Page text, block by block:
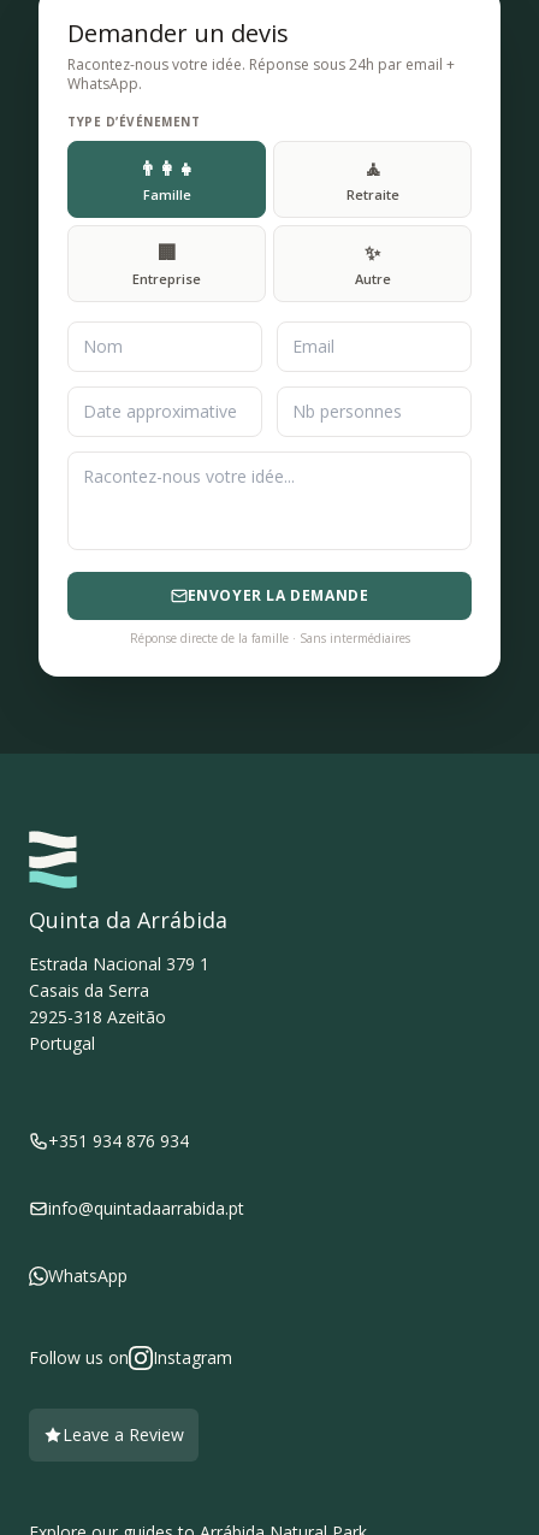
Demander un devis
Racontez-nous votre idée. Réponse sous 24h par email +
WhatsApp.
TYPE D’ÉVÉNEMENT
👨‍👩‍👧
Famille
🧘
Retraite
🏢
Entreprise
✨
Autre
ENVOYER LA DEMANDE
Réponse directe de la famille · Sans intermédiaires
Quinta da Arrábida
Estrada Nacional 379 1
Casais da Serra
2925-318 Azeitão
Portugal
+351 934 876 934
info@quintadaarrabida.pt
WhatsApp
Follow us on Instagram
Leave a Review